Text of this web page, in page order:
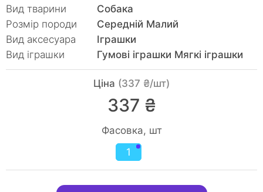
Вид тварини
Собака
Розмір породи
Середній Малий
Вид аксесуара
Іграшки
Вид іграшки
Гумові іграшки Мягкі іграшки
Ціна (337 ₴/шт)
337 ₴
Фасовка, шт
1